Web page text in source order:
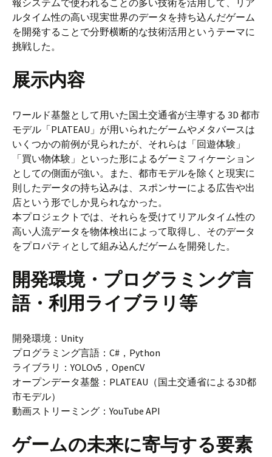
報システムで使われることの多い技術を活用して、リア
ルタイム性の高い現実世界のデータを持ち込んだゲーム
を開発することで分野横断的な技術活用というテーマに
挑戦した。
展示内容
ワールド基盤として用いた国土交通省が主導する 3D 都市
モデル「PLATEAU」が用いられたゲームやメタバースは
いくつかの前例が見られたが、それらは「回遊体験」
「買い物体験」といった形によるゲーミフィケーション
としての側面が強い。また、都市モデルを除くと現実に
則したデータの持ち込みは、スポンサーによる広告や出
店という形でしか見られなかった。
本プロジェクトでは、それらを受けてリアルタイム性の
高い人流データを物体検出によって取得し、そのデータ
をプロパティとして組み込んだゲームを開発した。
開発環境・プログラミング言
語・利用ライブラリ等
開発環境：Unity
プログラミング言語：C#，Python
ライブラリ：YOLOv5，OpenCV
オープンデータ基盤：PLATEAU（国土交通省による3D都
市モデル）
動画ストリーミング：YouTube API
ゲームの未来に寄与する要素